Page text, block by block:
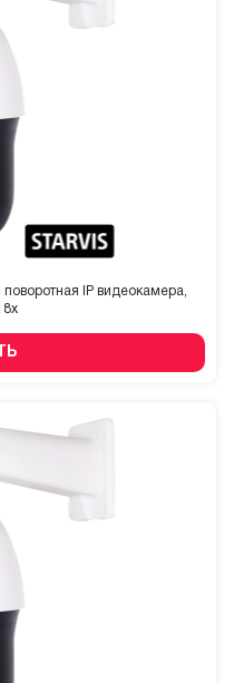
поворотная IP видеокамера,